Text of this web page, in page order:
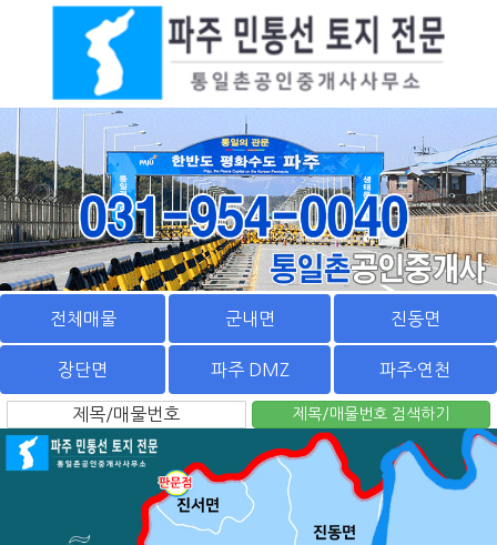
전체매물 군내면 진동면
장단면 파주 DMZ 파주·연천